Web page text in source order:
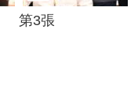
第3張